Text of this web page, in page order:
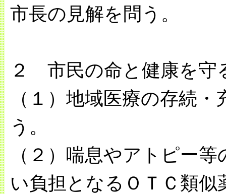
市長の見解を問う。
２ 市民の命と健康を守
（１）地域医療の存続
う。
（２）喘息やアトピー
い負担となるＯＴＣ類